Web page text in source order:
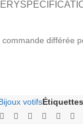
différée
votifs